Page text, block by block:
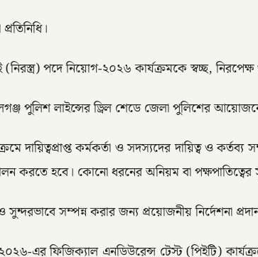
পদে নিয়োগ-২০২৬ কার্যক্রমকে স্বচ্ছ, নিরপেক্ষ
পুলিশ লাইন্সের ড্রিল শেডে জেলা পুলিশের আয়োজনে
দায়িত্বপ্রাপ্ত কর্মকর্তা ও সদস্যদের দায়িত্ব ও কর্তব্য
পালন করতে হবে। কোনো ধরনের অনিয়ম বা
সম্পন্ন করার জন্য প্রয়োজনীয় নির্দেশনা
এর ফিজিক্যাল এনডিউরেন্স টেস্ট (পিইটি)